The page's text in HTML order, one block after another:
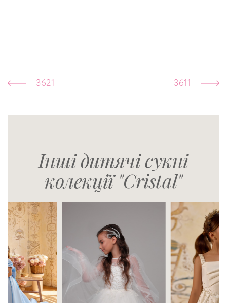
3621 3611
Інші дитячі сукні
колекції "Cristal"